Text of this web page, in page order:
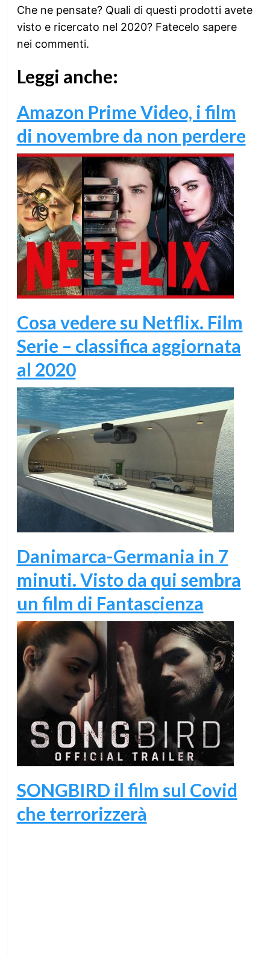
Che ne pensate? Quali di questi prodotti avete
visto e ricercato nel 2020? Fatecelo sapere
nei commenti.
Leggi anche:
Amazon Prime Video, i film
di novembre da non perdere
Cosa vedere su Netflix. Film
Serie – classifica aggiornata
al 2020
Danimarca-Germania in 7
minuti. Visto da qui sembra
un film di Fantascienza
SONGBIRD il film sul Covid
che terrorizzerà